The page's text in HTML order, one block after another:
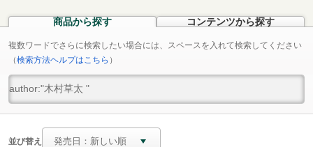
商品から探す コンテンツから探す
複数ワードでさらに検索したい場合には、スペースを入れて検索してください
（検索方法ヘルプはこちら ）
並び替え